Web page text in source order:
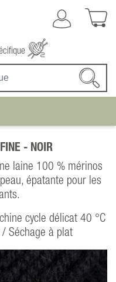
- NOIR
laine 100 % mérinos
épatante pour les
cycle délicat 40 °C
Séchage à plat